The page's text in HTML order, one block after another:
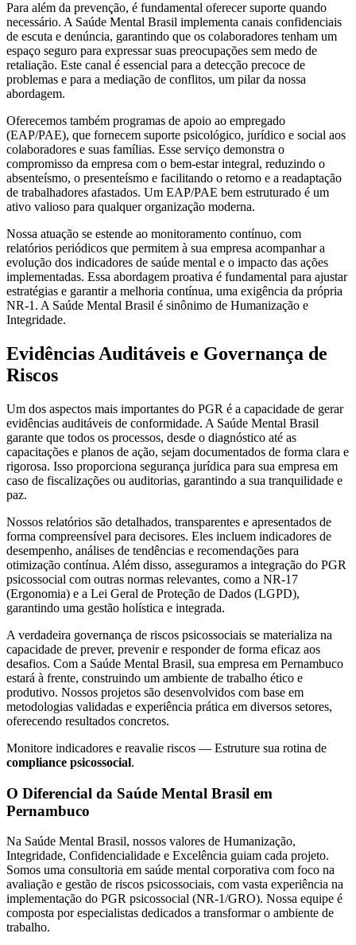
Para além da prevenção, é fundamental oferecer suporte quando
necessário. A Saúde Mental Brasil implementa canais confidenciais
de escuta e denúncia, garantindo que os colaboradores tenham um
espaço seguro para expressar suas preocupações sem medo de
retaliação. Este canal é essencial para a detecção precoce de
problemas e para a mediação de conflitos, um pilar da nossa
abordagem.
Oferecemos também programas de apoio ao empregado
(EAP/PAE), que fornecem suporte psicológico, jurídico e social aos
colaboradores e suas famílias. Esse serviço demonstra o
compromisso da empresa com o bem-estar integral, reduzindo o
absenteísmo, o presenteísmo e facilitando o retorno e a readaptação
de trabalhadores afastados. Um EAP/PAE bem estruturado é um
ativo valioso para qualquer organização moderna.
Nossa atuação se estende ao monitoramento contínuo, com
relatórios periódicos que permitem à sua empresa acompanhar a
evolução dos indicadores de saúde mental e o impacto das ações
implementadas. Essa abordagem proativa é fundamental para ajustar
estratégias e garantir a melhoria contínua, uma exigência da própria
NR-1. A Saúde Mental Brasil é sinônimo de Humanização e
Integridade.
Evidências Auditáveis e Governança de
Riscos
Um dos aspectos mais importantes do PGR é a capacidade de gerar
evidências auditáveis de conformidade. A Saúde Mental Brasil
garante que todos os processos, desde o diagnóstico até as
capacitações e planos de ação, sejam documentados de forma clara e
rigorosa. Isso proporciona segurança jurídica para sua empresa em
caso de fiscalizações ou auditorias, garantindo a sua tranquilidade e
paz.
Nossos relatórios são detalhados, transparentes e apresentados de
forma compreensível para decisores. Eles incluem indicadores de
desempenho, análises de tendências e recomendações para
otimização contínua. Além disso, asseguramos a integração do PGR
psicossocial com outras normas relevantes, como a NR-17
(Ergonomia) e a Lei Geral de Proteção de Dados (LGPD),
garantindo uma gestão holística e integrada.
A verdadeira governança de riscos psicossociais se materializa na
capacidade de prever, prevenir e responder de forma eficaz aos
desafios. Com a Saúde Mental Brasil, sua empresa em Pernambuco
estará à frente, construindo um ambiente de trabalho ético e
produtivo. Nossos projetos são desenvolvidos com base em
metodologias validadas e experiência prática em diversos setores,
oferecendo resultados concretos.
Monitore indicadores e reavalie riscos — Estruture sua rotina de
compliance psicossocial.
O Diferencial da Saúde Mental Brasil em
Pernambuco
Na Saúde Mental Brasil, nossos valores de Humanização,
Integridade, Confidencialidade e Excelência guiam cada projeto.
Somos uma consultoria em saúde mental corporativa com foco na
avaliação e gestão de riscos psicossociais, com vasta experiência na
implementação do PGR psicossocial (NR-1/GRO). Nossa equipe é
composta por especialistas dedicados a transformar o ambiente de
trabalho.